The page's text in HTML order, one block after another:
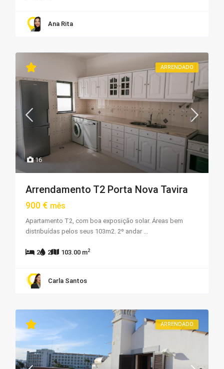
Ana Rita
16
ARRENDADO
Arrendamento T2 Porta Nova Tavira
900 € mês
Apartamento T2, com boa exposição solar. Áreas bem
distribuídas pelos seus 103m2. 2º andar ...
2 2 103.00 m2
Carla Santos
ARRENDADO